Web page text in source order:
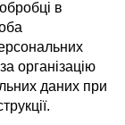
в
організацію
даних при